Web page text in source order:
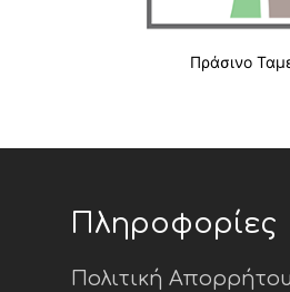
Πράσινο
Πληροφορίες
Πολιτική Απορρήτου